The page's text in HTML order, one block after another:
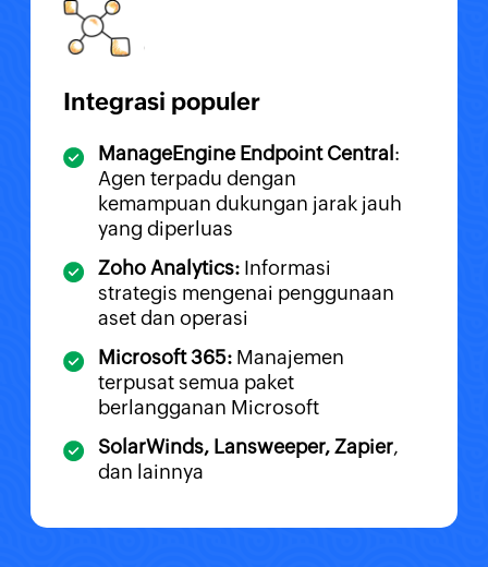
Integrasi populer
ManageEngine Endpoint Central:
Agen terpadu dengan
kemampuan dukungan jarak jauh
yang diperluas
Zoho Analytics:Informasi
strategis mengenai penggunaan
aset dan operasi
Microsoft 365:Manajemen
terpusat semua paket
berlangganan Microsoft
SolarWinds, Lansweeper, Zapier,
dan lainnya